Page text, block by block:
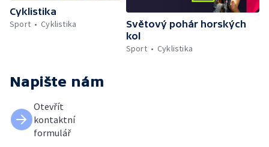
Cyklistika
Sport
Cyklistika
Světový pohár horských
kol
Sport
Cyklistika
Napište nám
Otevřít
kontaktní
formulář